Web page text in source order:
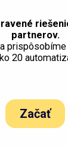
partnerov.
20
Začať